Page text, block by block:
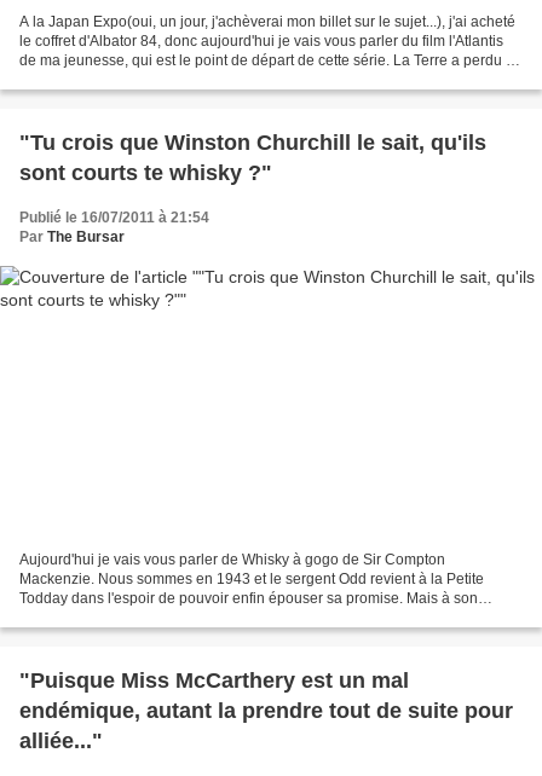
A la Japan Expo(oui, un jour, j'achèverai mon billet sur le sujet...), j'ai acheté
le coffret d'Albator 84, donc aujourd'hui je vais vous parler du film l'Atlantis
de ma jeunesse, qui est le point de départ de cette série. La Terre a perdu la
"Tu crois que Winston Churchill le sait, qu'ils
sont courts te whisky ?"
Publié le 16/07/2011 à 21:54
Par The Bursar
Aujourd'hui je vais vous parler de Whisky à gogo de Sir Compton
Mackenzie. Nous sommes en 1943 et le sergent Odd revient à la Petite
Todday dans l'espoir de pouvoir enfin épouser sa promise. Mais à son
"Puisque Miss McCarthery est un mal
endémique, autant la prendre tout de suite pour
alliée..."